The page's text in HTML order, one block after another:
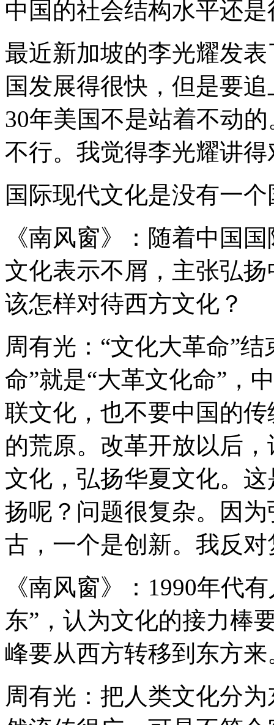
中国的社会结构水平还
最近新加坡的李光耀发
国发展得很快，但是要
30年美国不是站着不动
不行。我觉得李光耀讲得
国际现代文化是没有一
《南风窗》：随着中国
文化表示不屑，主张弘
该怎样对待西方文化？
周有光：“文化大革命”
命”就是“大革文化命”，
联文化，也不要中国的
的荒原。改革开放以后
文化，弘扬华夏文化。
扬呢？问题很复杂。因
古，一个是创新。我反
《南风窗》：1990年代
东”，认为文化的接力棒
峰要从西方转移到东方来
周有光：把人类文化分